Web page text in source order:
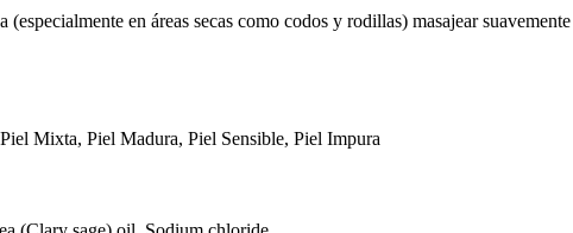
en áreas secas como codos y rodillas) masajear
Mixta, Piel Madura, Piel Sensible, Piel Impura